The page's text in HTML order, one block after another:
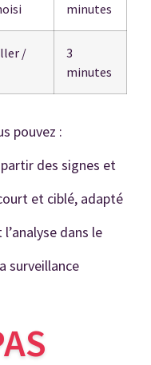
minutes
/
3
minutes
pouvez :
des signes et
et ciblé, adapté
dans le
surveillance